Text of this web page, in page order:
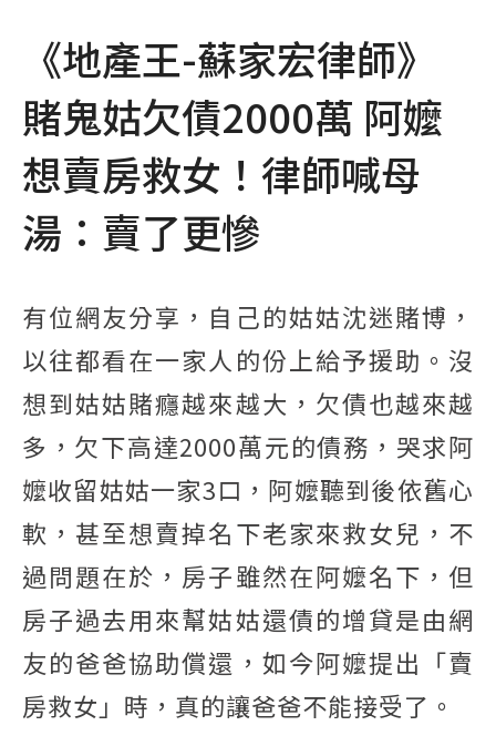
《地產王-蘇家宏律師》
賭鬼姑欠債2000萬 阿嬤
想賣房救女！律師喊母
湯：賣了更慘
有位網友分享，自己的姑姑沈迷賭博，
以往都看在一家人的份上給予援助。沒
想到姑姑賭癮越來越大，欠債也越來越
多，欠下高達2000萬元的債務，哭求阿
嬤收留姑姑一家3口，阿嬤聽到後依舊心
軟，甚至想賣掉名下老家來救女兒，不
過問題在於，房子雖然在阿嬤名下，但
房子過去用來幫姑姑還債的增貸是由網
友的爸爸協助償還，如今阿嬤提出「賣
房救女」時，真的讓爸爸不能接受了。